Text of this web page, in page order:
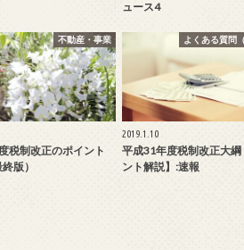
ュース4
不動産・事業
税制改正のポイント
版）
よくある質問
2019.1.10
平成31年度税制改正大綱
ント解説】:速報